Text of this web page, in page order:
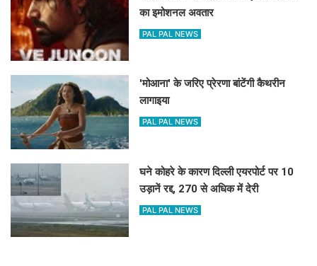
का इमोशनल अवतार
PAL PAL NEWS
'मोआना' के जरिए प्रेरणा बांटेंगी कैथरीन
लागाइया
PAL PAL NEWS
घने कोहरे के कारण दिल्ली एयरपोर्ट पर 10
उड़ानें रद्द, 270 से अधिक में देरी
PAL PAL NEWS